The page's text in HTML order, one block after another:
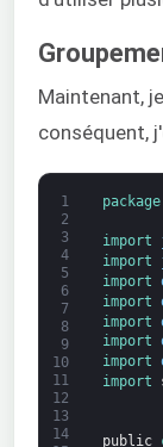
Maintenant,
conséquent,
1
2
3
4
5
6
7
8
9
10
11
12
13
14
package
import
import
import
import
import
import
import
import
public